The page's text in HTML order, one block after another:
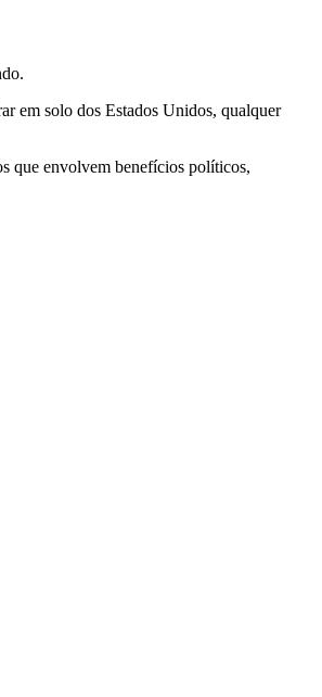
em solo dos Estados Unidos, qualquer
que envolvem benefícios políticos,